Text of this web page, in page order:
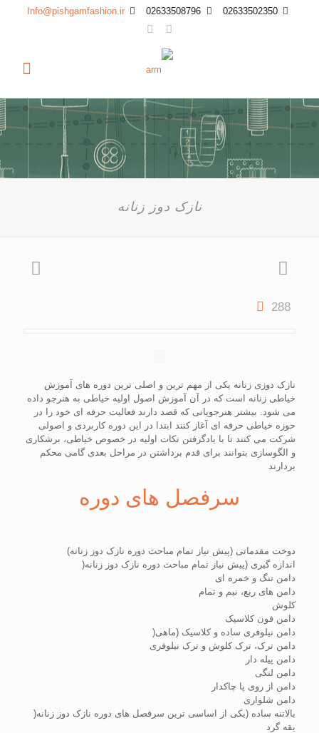
02633502350
02633508796
Info@pishgamfashion.ir
نازک دوز زنانه
288
نازک دوزی زنانه یکی از مهم ترین و اصلی ترین دوره های آموزش
خیاطی زنانه است که در آن آموزش اصول اولیه خیاطی به هنرجو داده
می شود. بیشتر هنرجویانی که قصد دارند فعالیت حرفه ای خود را در
حوزه خیاطی حرفه ای آغاز کنند ابتدا در این دوره کاربردی و اصولی
شرکت می کنند تا با یادگرفتن نکات اولیه در خصوص خیاطی، برشکاری
و الگوسازی بتوانند برای قدم برداشتن در مراحل بعدی گامی محکم
بردارند
سرفصل های دوره
دوخت مقدماتی (پیش نیاز تمام مباحث دوره نازک دوز زنانه)
اندازه گیری (پیش نیاز تمام مباحث دوره نازک دوز زنانه(
دامن تنگ و خمره ای
دامن های ربع، نیم و تمام
کلوش
دامن فون کلاسیک
دامن نیلوفری ساده و کلاسیک (ماهی(
دامن ترک، ترک کلوش و ترک نیلوفری
دامن پیله دار
دامن لنگی
دامن از روی پا چاکدار
دامن شلواری
بالاتنه ساده (یکی از اساسی ترین سرفصل های دوره نازک دوز زنانه(
یقه گرد